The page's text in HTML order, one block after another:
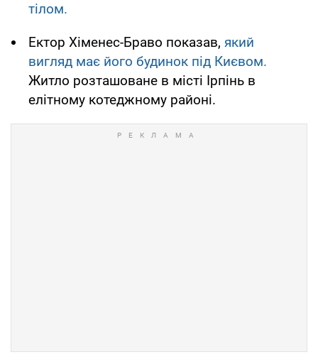
тілом.
Ектор Хіменес-Браво показав, який
вигляд має його будинок під Києвом.
Житло розташоване в місті Ірпінь в
елітному котеджному районі.